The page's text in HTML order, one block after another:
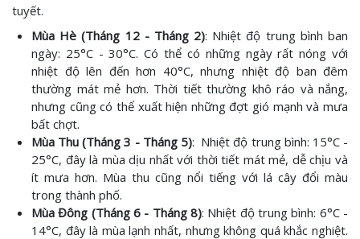
tuyết.
Mùa Hè (Tháng 12 - Tháng 2): Nhiệt độ trung bình ban
ngày: 25°C - 30°C. Có thể có những ngày rất nóng với
nhiệt độ lên đến hơn 40°C, nhưng nhiệt độ ban đêm
thường mát mẻ hơn. Thời tiết thường khô ráo và nắng,
nhưng cũng có thể xuất hiện những đợt gió mạnh và mưa
bất chợt.
Mùa Thu (Tháng 3 - Tháng 5): Nhiệt độ trung bình: 15°C -
25°C, đây là mùa dịu nhất với thời tiết mát mẻ, dễ chịu và
ít mưa hơn. Mùa thu cũng nổi tiếng với lá cây đổi màu
trong thành phố.
Mùa Đông (Tháng 6 - Tháng 8): Nhiệt độ trung bình: 6°C -
14°C, đây là mùa lạnh nhất, nhưng không quá khắc nghiệt.